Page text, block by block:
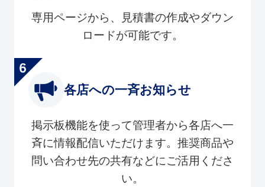
専用ページから、見積書の作成やダウン
ロードが可能です。
各店への一斉お知らせ
掲示板機能を使って管理者から各店へ一
斉に情報配信いただけます。推奨商品や
問い合わせ先の共有などにご活用くださ
い。